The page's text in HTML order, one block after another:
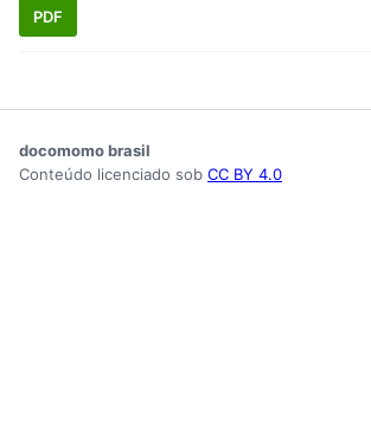
PDF
docomomo brasil
Conteúdo licenciado sob CC BY 4.0